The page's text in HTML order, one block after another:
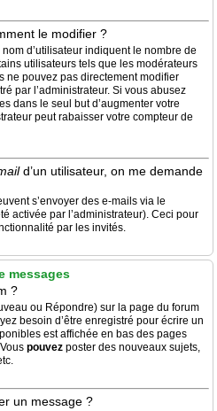
le modifier ?
d’utilisateur indiquent le nombre de
utilisateurs tels que les modérateurs
ne pouvez pas directement modifier
par l’administrateur. Si vous abusez
dans le seul but d’augmenter votre
peut rabaisser votre compteur de
d’un utilisateur, on me demande
s’envoyer des e-mails via le
activée par l’administrateur). Ceci pour
par les invités.
messages
?
ou Répondre) sur la page du forum
besoin d’être enregistré pour écrire un
est affichée en bas des pages
pouvez poster des nouveaux sujets,
un message ?